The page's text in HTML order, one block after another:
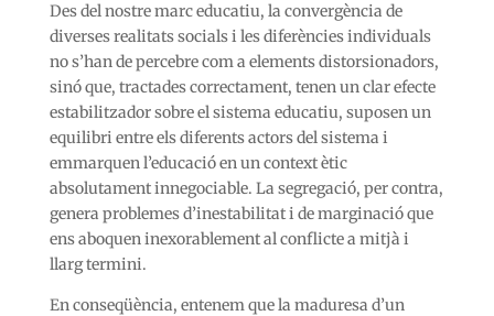
Des del nostre marc educatiu, la convergència de
diverses realitats socials i les diferències individuals
no s’han de percebre com a elements distorsionadors,
sinó que, tractades correctament, tenen un clar efecte
estabilitzador sobre el sistema educatiu, suposen un
equilibri entre els diferents actors del sistema i
emmarquen l’educació en un context ètic
absolutament innegociable. La segregació, per contra,
genera problemes d’inestabilitat i de marginació que
ens aboquen inexorablement al conflicte a mitjà i
llarg termini.
En conseqüència, entenem que la maduresa d’un